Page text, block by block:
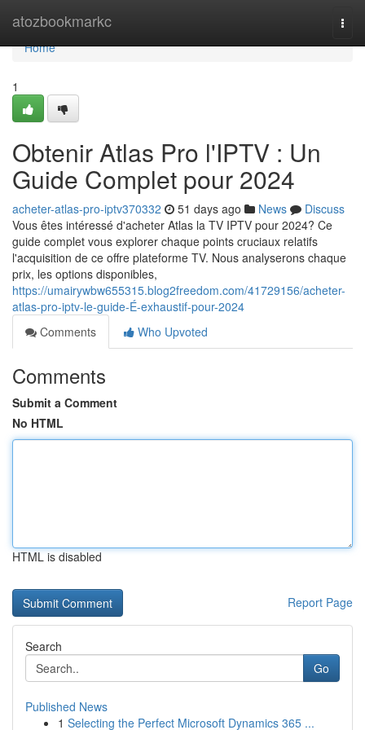
atozbookmarkc
Home
Home
1
Obtenir Atlas Pro l'IPTV : Un
Guide Complet pour 2024
acheter-atlas-pro-iptv370332 51 days ago News
Discuss
Vous êtes intéressé d'acheter Atlas la TV IPTV pour 2024? Ce
guide complet vous explorer chaque points cruciaux relatifs
l'acquisition de ce offre plateforme TV. Nous analyserons chaque
prix, les options disponibles,
https://umairywbw655315.blog2freedom.com/41729156/acheter-
atlas-pro-iptv-le-guide-É-exhaustif-pour-2024
Comments
Who Upvoted
Comments
Submit a Comment
No HTML
HTML is disabled
Report Page
Search
Go
Published News
1 Selecting the Perfect Microsoft Dynamics 365 ...